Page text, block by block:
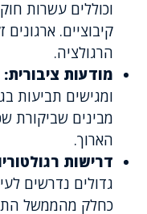
וכוללים עשרות
קיבוציים.
הרגולציה.
מודעות ציבורית:
ומגישים תביעות
מבינים שביקורת
הארוך.
דרישות
גדולים נדרשים
כחלק מהממשל